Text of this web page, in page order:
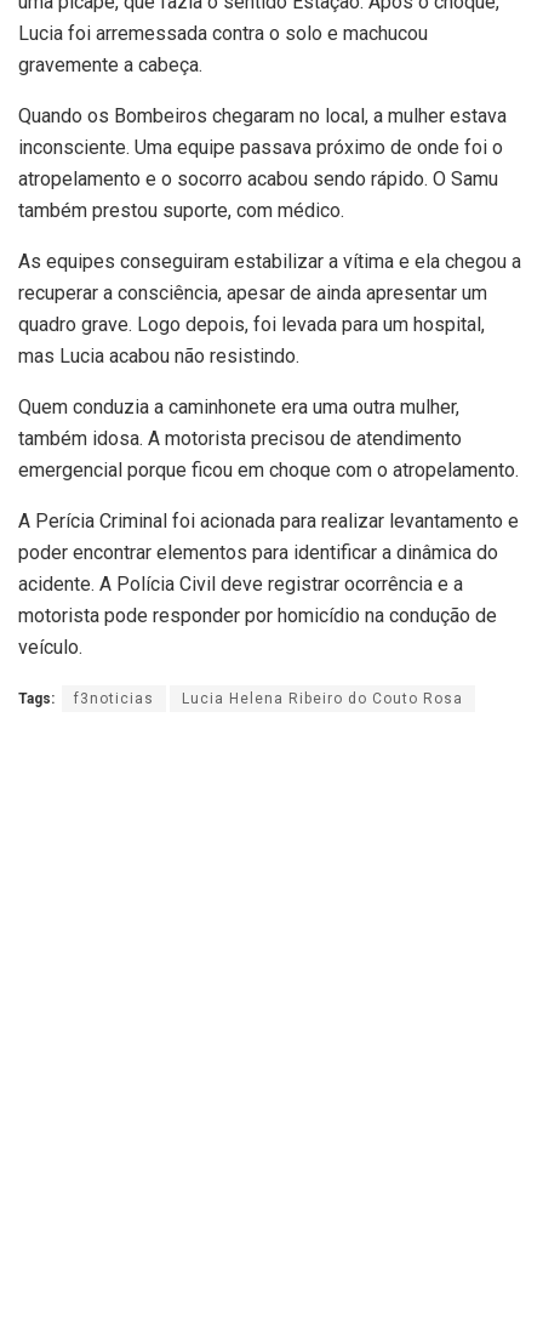
Lucia foi arremessada contra o solo e machucou
gravemente a cabeça.
Quando os Bombeiros chegaram no local, a mulher estava
inconsciente. Uma equipe passava próximo de onde foi o
atropelamento e o socorro acabou sendo rápido. O Samu
também prestou suporte, com médico.
As equipes conseguiram estabilizar a vítima e ela chegou a
recuperar a consciência, apesar de ainda apresentar um
quadro grave. Logo depois, foi levada para um hospital,
mas Lucia acabou não resistindo.
Quem conduzia a caminhonete era uma outra mulher,
também idosa. A motorista precisou de atendimento
emergencial porque ficou em choque com o atropelamento.
A Perícia Criminal foi acionada para realizar levantamento e
poder encontrar elementos para identificar a dinâmica do
acidente. A Polícia Civil deve registrar ocorrência e a
motorista pode responder por homicídio na condução de
veículo.
Tags: f3noticias Lucia Helena Ribeiro do Couto Rosa